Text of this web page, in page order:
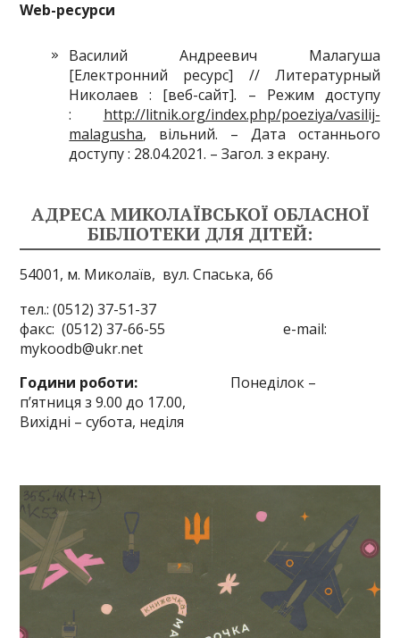
Web-ресурси
Василий Андреевич Малагуша
[Електронний ресурс] // Литературный
Николаев : [веб-сайт]. – Режим доступу
: http://litnik.org/index.php/poeziya/vasilij-
malagusha, вільний. – Дата останнього
доступу : 28.04.2021. – Загол. з екрану.
АДРЕСА МИКОЛАЇВСЬКОЇ ОБЛАСНОЇ
БІБЛІОТЕКИ ДЛЯ ДІТЕЙ:
54001, м. Миколаїв, вул. Спаська, 66
тел.: (0512) 37-51-37
факс: (0512) 37-66-55 e-mail:
mykoodb@ukr.net
Години роботи: Понеділок –
п’ятниця з 9.00 до 17.00,
Вихідні – субота, неділя